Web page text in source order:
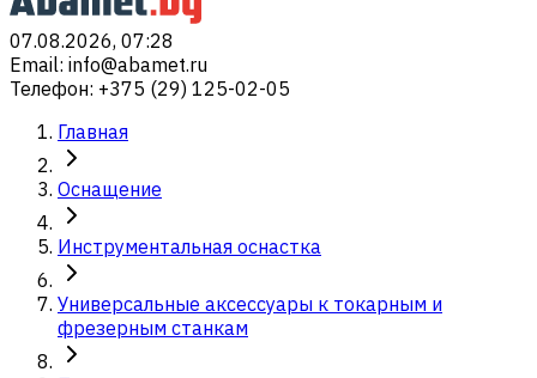
07.08.2026, 07:28
Email: info@abamet.ru
Телефон: +375 (29) 125-02-05
Главная
Оснащение
Инструментальная оснастка
Универсальные аксессуары к токарным и
фрезерным станкам